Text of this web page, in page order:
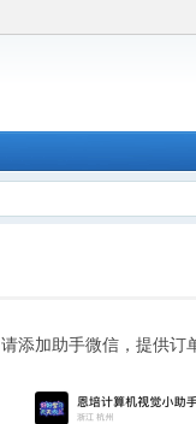
请添加助手微信，提供订